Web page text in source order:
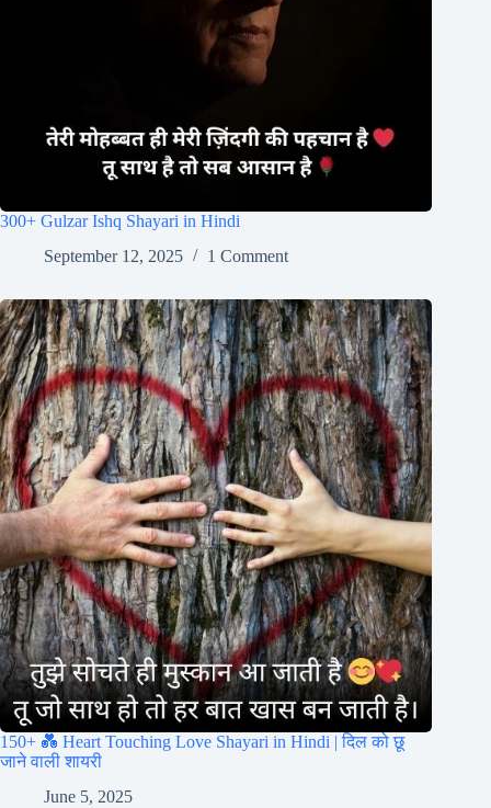
300+ Gulzar Ishq Shayari in Hindi
September 12, 2025
1 Comment
150+ 💑 Heart Touching Love Shayari in Hindi | दिल को छू
जाने वाली शायरी
June 5, 2025